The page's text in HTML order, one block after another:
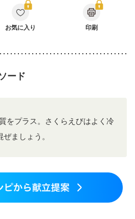
CKD（ステージ１）
（ステージ３a）
乳がん（抗がん剤治療中）
（初期）
妊活中 更年期
お気に入り 印刷
ード
をプラス。さくらえびはよく冷
ましょう。